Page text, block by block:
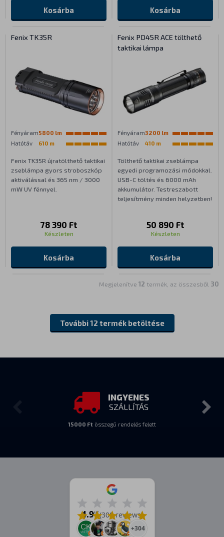
Kosárba Kosárba
Fenix TK35R
Fényáram5800 lm
Hatótáv
610 m
Fenix TK35R újratölthető taktikai
zseblámpa gyors stroboszkóp
aktiválással és 365 nm / 3000
mW UV fénnyel.
78 390 Ft
Készleten
Kosárba
Fenix PD45R ACE tölthető
taktikai lámpa
Fényáram3200 lm
Hatótáv
410 m
Tölthető taktikai zseblámpa
egyedi programozási módokkal.
USB-C töltés és 6000 mAh
akkumulátor. Testreszabott
teljesítmény minden helyzetben!
50 890 Ft
Készleten
Kosárba
Megjelenítve 12 termék, az összesből 30
További 12 termék betöltése
INGYENES
SZÁLLÍTÁS
15000 Ft összegű rendelés felett
4.9/5(308 reviews)
+304